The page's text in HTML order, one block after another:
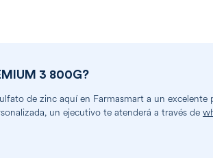
3 800G?
de zinc aquí en Farmasmart a un
un ejecutivo te atenderá a través de